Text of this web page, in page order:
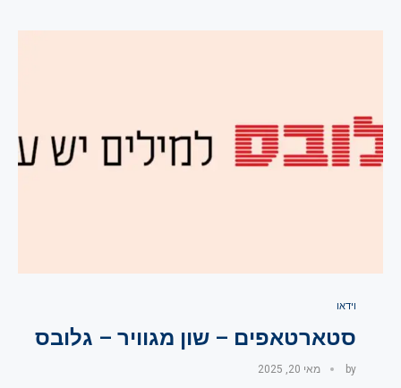
וידאו
סטארטאפים – שון מגוויר – גלובס
by מאי 20, 2025